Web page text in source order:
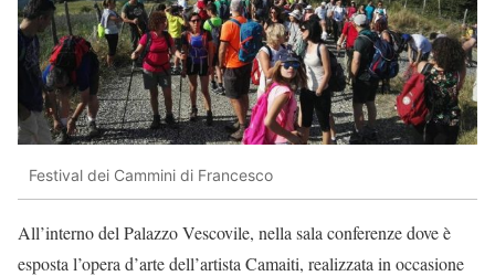
Festival dei Cammini di Francesco
All’interno del Palazzo Vescovile, nella sala conferenze dove è
esposta l’opera d’arte dell’artista Camaiti, realizzata in occasione